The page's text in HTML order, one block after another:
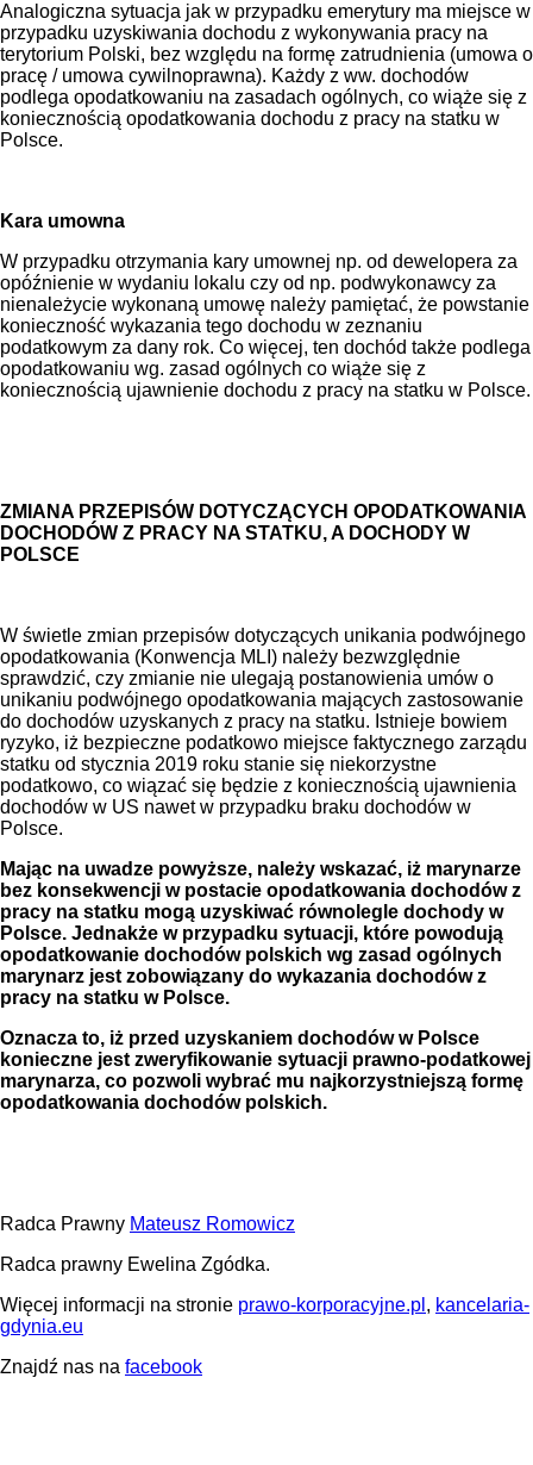
Analogiczna sytuacja jak w przypadku emerytury ma miejsce w
przypadku uzyskiwania dochodu z wykonywania pracy na
terytorium Polski, bez względu na formę zatrudnienia (umowa o
pracę / umowa cywilnoprawna). Każdy z ww. dochodów
podlega opodatkowaniu na zasadach ogólnych, co wiąże się z
koniecznością opodatkowania dochodu z pracy na statku w
Polsce.
Kara umowna
W przypadku otrzymania kary umownej np. od dewelopera za
opóźnienie w wydaniu lokalu czy od np. podwykonawcy za
nienależycie wykonaną umowę należy pamiętać, że powstanie
konieczność wykazania tego dochodu w zeznaniu
podatkowym za dany rok. Co więcej, ten dochód także podlega
opodatkowaniu wg. zasad ogólnych co wiąże się z
koniecznością ujawnienie dochodu z pracy na statku w Polsce.
ZMIANA PRZEPISÓW DOTYCZĄCYCH OPODATKOWANIA
DOCHODÓW Z PRACY NA STATKU, A DOCHODY W
POLSCE
W świetle zmian przepisów dotyczących unikania podwójnego
opodatkowania (Konwencja MLI) należy bezwzględnie
sprawdzić, czy zmianie nie ulegają postanowienia umów o
unikaniu podwójnego opodatkowania mających zastosowanie
do dochodów uzyskanych z pracy na statku. Istnieje bowiem
ryzyko, iż bezpieczne podatkowo miejsce faktycznego zarządu
statku od stycznia 2019 roku stanie się niekorzystne
podatkowo, co wiązać się będzie z koniecznością ujawnienia
dochodów w US nawet w przypadku braku dochodów w
Polsce.
Mając na uwadze powyższe, należy wskazać, iż marynarze
bez konsekwencji w postacie opodatkowania dochodów z
pracy na statku mogą uzyskiwać równolegle dochody w
Polsce. Jednakże w przypadku sytuacji, które powodują
opodatkowanie dochodów polskich wg zasad ogólnych
marynarz jest zobowiązany do wykazania dochodów z
pracy na statku w Polsce.
Oznacza to, iż przed uzyskaniem dochodów w Polsce
konieczne jest zweryfikowanie sytuacji prawno-podatkowej
marynarza, co pozwoli wybrać mu najkorzystniejszą formę
opodatkowania dochodów polskich.
Radca Prawny Mateusz Romowicz
Radca prawny Ewelina Zgódka.
Więcej informacji na stronie prawo-korporacyjne.pl , kancelaria-
gdynia.eu
Znajdź nas na facebook